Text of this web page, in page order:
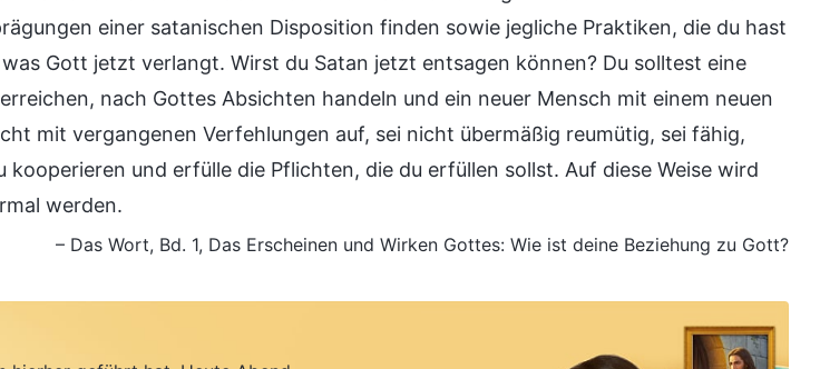
einer satanischen Disposition finden sowie jegliche Praktiken, die du hast
Gott jetzt verlangt. Wirst du Satan jetzt entsagen können? Du solltest eine
nach Gottes Absichten handeln und ein neuer Mensch mit einem neuen
mit vergangenen Verfehlungen auf, sei nicht übermäßig reumütig, sei fähig,
und erfülle die Pflichten, die du erfüllen sollst. Auf diese Weise wird
werden.
– Das Wort, Bd. 1, Das Erscheinen und Wirken Gottes: Wie ist deine Beziehung zu Gott?